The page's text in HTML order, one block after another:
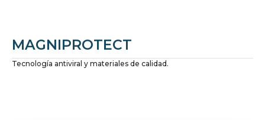
MAGNIPROTECT
Tecnología antiviral y materiales de calidad.